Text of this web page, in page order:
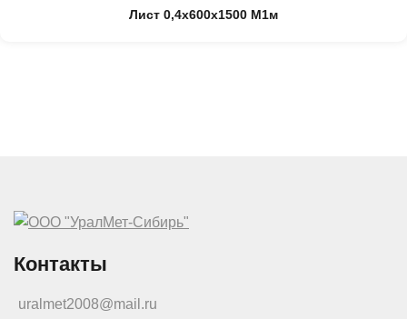
Лист 0,4х600х1500 М1м
Контакты
uralmet2008@mail.ru